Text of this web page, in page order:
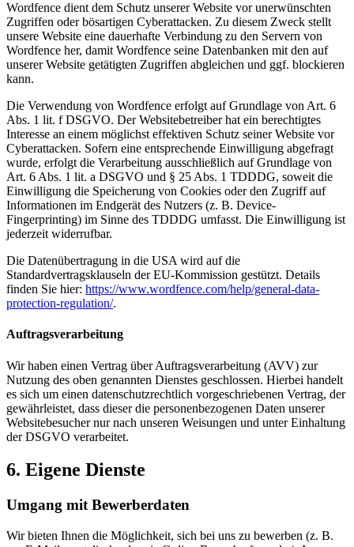
Wordfence dient dem Schutz unserer Website vor unerwünschten
Zugriffen oder bösartigen Cyberattacken. Zu diesem Zweck stellt
unsere Website eine dauerhafte Verbindung zu den Servern von
Wordfence her, damit Wordfence seine Datenbanken mit den auf
unserer Website getätigten Zugriffen abgleichen und ggf. blockieren
kann.
Die Verwendung von Wordfence erfolgt auf Grundlage von Art. 6
Abs. 1 lit. f DSGVO. Der Websitebetreiber hat ein berechtigtes
Interesse an einem möglichst effektiven Schutz seiner Website vor
Cyberattacken. Sofern eine entsprechende Einwilligung abgefragt
wurde, erfolgt die Verarbeitung ausschließlich auf Grundlage von
Art. 6 Abs. 1 lit. a DSGVO und § 25 Abs. 1 TDDDG, soweit die
Einwilligung die Speicherung von Cookies oder den Zugriff auf
Informationen im Endgerät des Nutzers (z. B. Device-
Fingerprinting) im Sinne des TDDDG umfasst. Die Einwilligung ist
jederzeit widerrufbar.
Die Datenübertragung in die USA wird auf die
Standardvertragsklauseln der EU-Kommission gestützt. Details
finden Sie hier: https://www.wordfence.com/help/general-data-
protection-regulation/.
Auftragsverarbeitung
Wir haben einen Vertrag über Auftragsverarbeitung (AVV) zur
Nutzung des oben genannten Dienstes geschlossen. Hierbei handelt
es sich um einen datenschutzrechtlich vorgeschriebenen Vertrag, der
gewährleistet, dass dieser die personenbezogenen Daten unserer
Websitebesucher nur nach unseren Weisungen und unter Einhaltung
der DSGVO verarbeitet.
6. Eigene Dienste
Umgang mit Bewerberdaten
Wir bieten Ihnen die Möglichkeit, sich bei uns zu bewerben (z. B.